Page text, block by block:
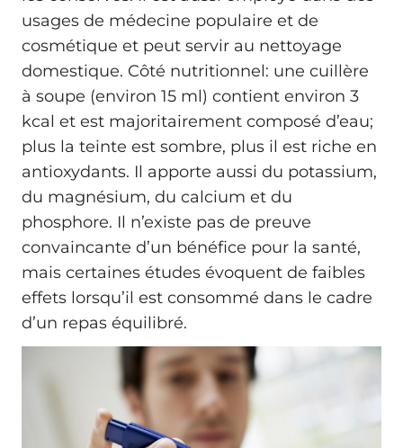
usages de médecine populaire et de
cosmétique et peut servir au nettoyage
domestique. Côté nutritionnel: une cuillère
à soupe (environ 15 ml) contient environ 3
kcal et est majoritairement composé d’eau;
plus la teinte est sombre, plus il est riche en
antioxydants. Il apporte aussi du potassium,
du magnésium, du calcium et du
phosphore. Il n’existe pas de preuve
convaincante d’un bénéfice pour la santé,
mais certaines études évoquent de faibles
effets lorsqu’il est consommé dans le cadre
d’un repas équilibré.